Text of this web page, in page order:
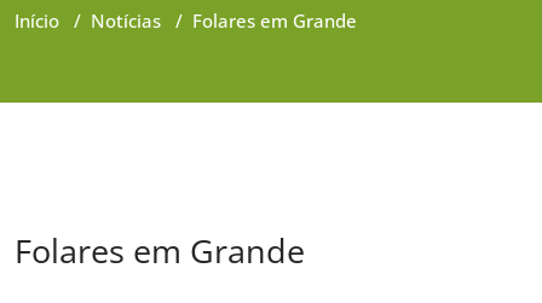
Início / Notícias / Folares em Grande
Folares em Grande